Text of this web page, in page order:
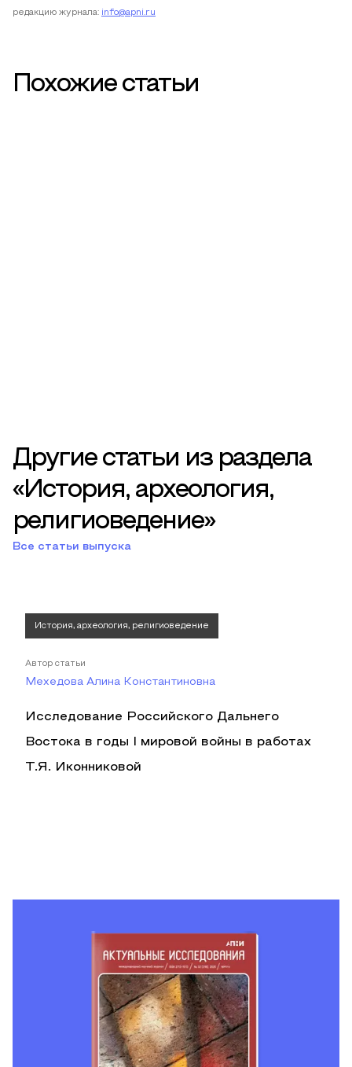
редакцию журнала: info@apni.ru
Похожие статьи
Другие статьи из раздела
«История, археология,
религиоведение»
Все статьи выпуска
История, археология, религиоведение
Автор статьи
Мехедова Алина Константиновна
Исследование Российского Дальнего
Востока в годы I мировой войны в работах
Т.Я. Иконниковой